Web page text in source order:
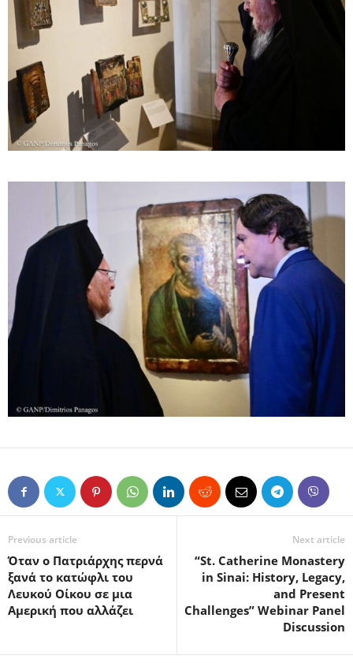
Previous article
Όταν ο Πατριάρχης περνά
ξανά το κατώφλι του
Λευκού Οίκου σε μια
Αμερική που αλλάζει
Next article
“St. Catherine Monastery
in Sinai: History, Legacy,
and Present
Challenges” Webinar Panel
Discussion